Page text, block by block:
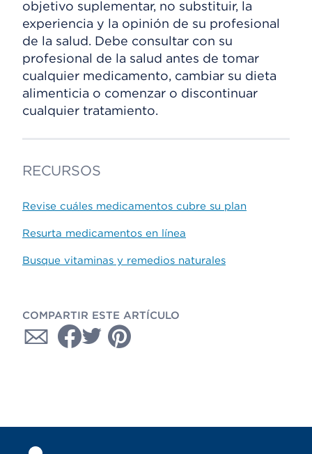
objetivo suplementar, no substituir, la
experiencia y la opinión de su profesional
de la salud. Debe consultar con su
profesional de la salud antes de tomar
cualquier medicamento, cambiar su dieta
alimenticia o comenzar o discontinuar
cualquier tratamiento.
RECURSOS
Revise cuáles medicamentos cubre su plan
Resurta medicamentos en línea
Busque vitaminas y remedios naturales
COMPARTIR ESTE ARTÍCULO